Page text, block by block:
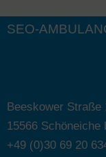
SEO-
Beeskower Straße
15566 Schöneiche
+49 (0)30 69 20